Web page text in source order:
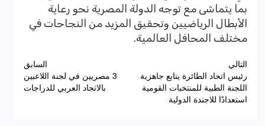
بما يتماشى مع توجه الدولة المصرية نحو رعاية
الأبطال الرياضيين وتحقيق المزيد من النجاحات في
مختلف المحافل العالمية.
تصفّح
المقالات
السابق
3 مصريين في لجنة اللاعبين
بالاتحاد العربي للدراجات
التالي
رئيس اتحاد الطائرة يتابع جاهزية
اللجنة الطبية للمنتخبات القومية
استعدادًا للاجندة الدولية